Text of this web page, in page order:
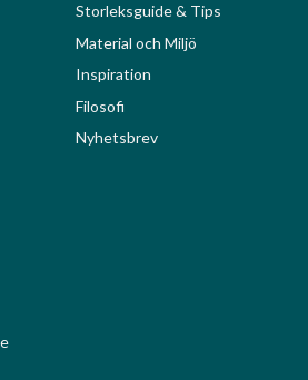
Storleksguide & Tips
Material och Miljö
Inspiration
Filosofi
Nyhetsbrev